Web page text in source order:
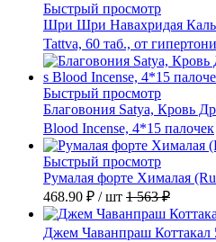
Быстрый просмотр
Шри Шри Навахридая
Tattva, 60 таб., от
Быстрый просмотр
Благовония Satya, Кровь
Blood Incense, 4*15 палочек
Быстрый просмотр
Румалая форте Хималая
468.90 ₽ / шт 1 563 ₽
Джем Чаванпраш Коттакал